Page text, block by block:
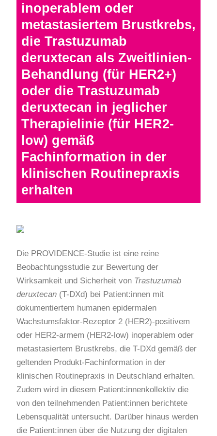
inoperablem oder
metastasiertem Brustkrebs,
die Trastuzumab
deruxtecan als Zweitlinien-
Behandlung (für HER2+)
oder die Trastuzumab
deruxtecan in jeglicher
Therapielinie (für HER2-
low) gemäß
Fachinformation in der
klinischen Routinepraxis
erhalten
Die PROVIDENCE-Studie ist eine reine
Beobachtungsstudie zur Bewertung der
Wirksamkeit und Sicherheit von Trastuzumab
deruxtecan (T-DXd) bei Patient:innen mit
dokumentiertem humanen epidermalen
Wachstumsfaktor-Rezeptor 2 (HER2)-positivem
oder HER2-armem (HER2-low) inoperablem oder
metastasiertem Brustkrebs, die T-DXd gemäß der
geltenden Produkt-Fachinformation in der
klinischen Routinepraxis in Deutschland erhalten.
Zudem wird in diesem Patient:innenkollektiv die
von den teilnehmenden Patient:innen berichtete
Lebensqualität untersucht. Darüber hinaus werden
die Patient:innen über die Nutzung der digitalen